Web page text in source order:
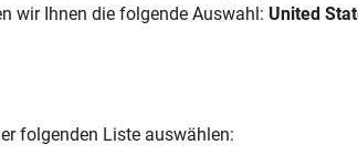
double
wir Ihnen die folgende Auswahl: United
folgenden Liste auswählen: